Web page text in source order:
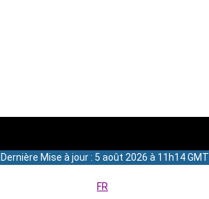
Dernière Mise à jour : 5 août 2026 à 11h14 GMT
FR